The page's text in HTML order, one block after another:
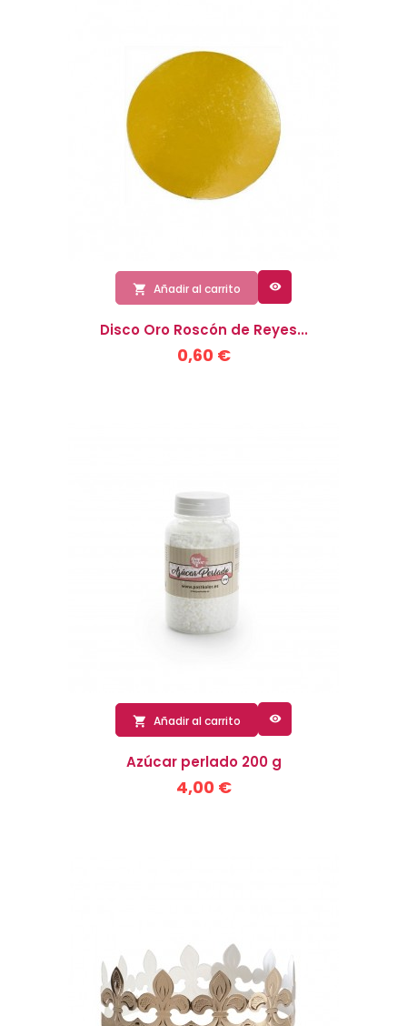
 Añadir al carrito 
Disco Oro Roscón de Reyes...
0,60 €
 Añadir al carrito 
Azúcar perlado 200 g
4,00 €